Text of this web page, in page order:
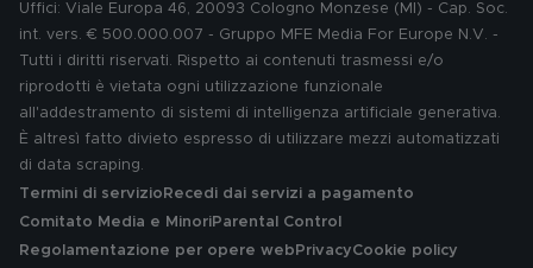
Uffici: Viale Europa 46, 20093 Cologno Monzese (MI) - Cap. Soc.
int. vers. € 500.000.007 - Gruppo MFE Media For Europe N.V. -
Tutti i diritti riservati. Rispetto ai contenuti trasmessi e/o
riprodotti è vietata ogni utilizzazione funzionale
all'addestramento di sistemi di intelligenza artificiale generativa.
È altresì fatto divieto espresso di utilizzare mezzi automatizzati
di data scraping.
Termini di servizio Recedi dai servizi a pagamento
Comitato Media e MinoriParental Control
Regolamentazione per opere web PrivacyCookie policy